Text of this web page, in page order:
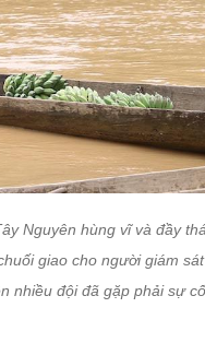
Nguyên hùng vĩ và đầy
giao cho người giám
nhiều đội đã gặp phải sự